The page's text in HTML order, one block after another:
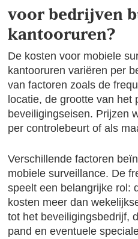
voor bedrijven
kantooruren?
De kosten voor mobiele
kantooruren variëren per
van factoren zoals de
locatie, de grootte van het
beveiligingseisen. Prijzen
per controlebeurt of als
Verschillende factoren
mobiele surveillance. De
speelt een belangrijke rol:
kosten meer dan
tot het beveiligingsbedrijf,
pand en eventuele